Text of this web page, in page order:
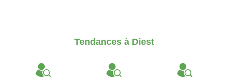
Tendances à Diest